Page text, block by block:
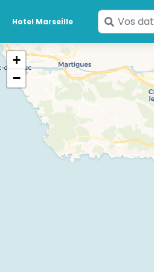
Hotel Marseille
Saisissez
vos
+
−